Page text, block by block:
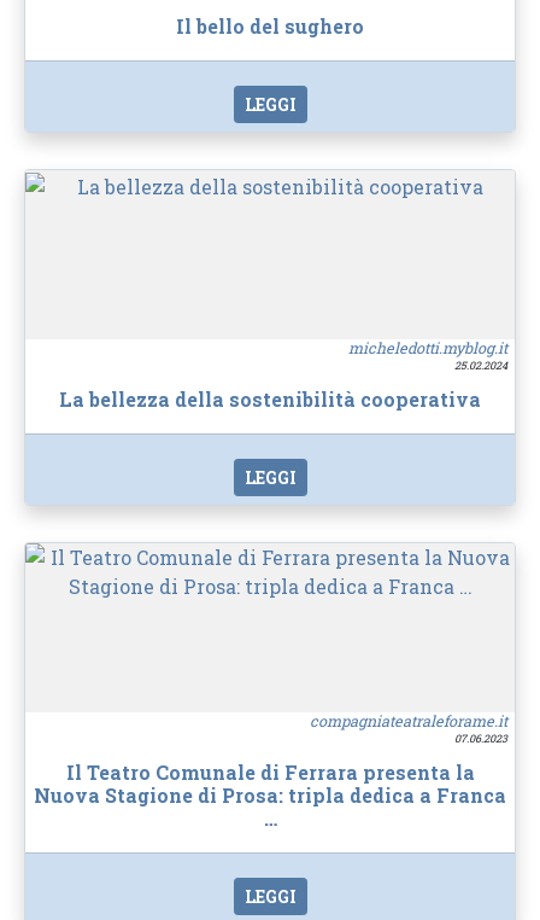
Il bello del sughero
LEGGI
micheledotti.myblog.it
25.02.2024
La bellezza della sostenibilità cooperativa
LEGGI
compagniateatraleforame.it
07.06.2023
Il Teatro Comunale di Ferrara presenta la
Nuova Stagione di Prosa: tripla dedica a Franca
…
LEGGI